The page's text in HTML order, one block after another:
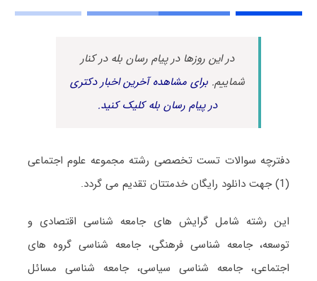
در این روزها در پیام رسان بله در کنار
شماییم.برای مشاهده آخرین اخبار دکتری
در پیام رسان بله کلیک کنید.
دفترچه سوالات تست تخصصی رشته مجموعه علوم اجتماعی
(1) جهت دانلود رایگان خدمتتان تقدیم می گردد.
این رشته شامل گرایش های جامعه شناسی اقتصادی و
توسعه، جامعه شناسی فرهنگی، جامعه شناسی گروه های
اجتماعی، جامعه شناسی سیاسی، جامعه شناسی مسائل